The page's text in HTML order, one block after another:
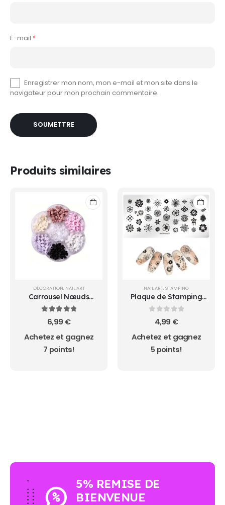
E-mail *
Enregistrer mon nom, mon e-mail et mon site dans le
navigateur pour mon prochain commentaire.
Produits similaires
DÉCORATION, NAIL ART
Carrousel Nœuds
Papillons
5.00sur 5
6,99 €
Achetez et gagnez
7 points!
NAIL ART, STAMPING
Plaque de Stamping
MaiSheng-37
sur 5
4,99 €
Achetez et gagnez
5 points!
5% REMISE DE
BIENVENUE